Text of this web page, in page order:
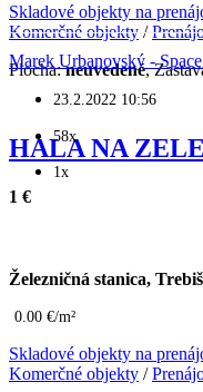
Skladové objekty na
Komerčné objekty /
Plocha:neuvedené,
Marek Urbanovský -
23.2.2022 10:56
58x
1x
HALA NA
1 €
Železničná stanica,
0.00 €/m²
Skladové objekty na
Komerčné objekty /